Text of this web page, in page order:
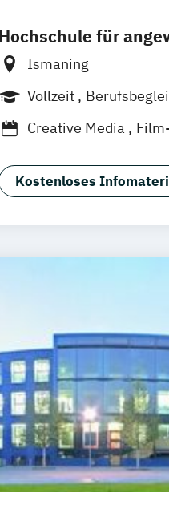
Hochschule für
Ismaning
Vollzeit
Creative Media
Software Design &
Kostenloses